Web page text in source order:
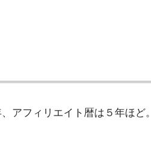
アフィリエイト暦は５年ほど。